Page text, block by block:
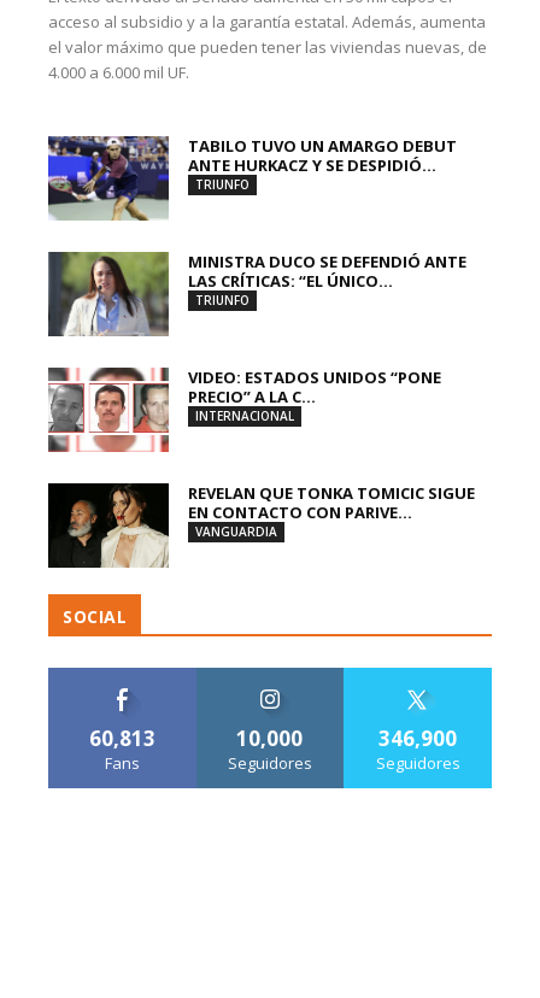
acceso al subsidio y a la garantía estatal. Además, aumenta
el valor máximo que pueden tener las viviendas nuevas, de
4.000 a 6.000 mil UF.
TABILO TUVO UN AMARGO DEBUT
ANTE HURKACZ Y SE DESPIDIÓ...
TRIUNFO
MINISTRA DUCO SE DEFENDIÓ ANTE
LAS CRÍTICAS: “EL ÚNICO...
TRIUNFO
VIDEO: ESTADOS UNIDOS “PONE
PRECIO” A LA C...
INTERNACIONAL
REVELAN QUE TONKA TOMICIC SIGUE
EN CONTACTO CON PARIVE...
VANGUARDIA
SOCIAL
60,813
Fans
10,000
Seguidores
346,900
Seguidores